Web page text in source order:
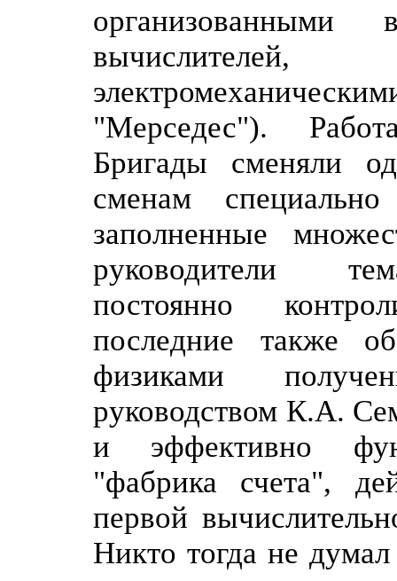
организованными
"Мерседес").
Бригады сменяли
сменам
заполненные
руководители
постоянно
последние также
физиками
руководством К.А.
и эффективно
"фабрика счета",
первой
Никто тогда не